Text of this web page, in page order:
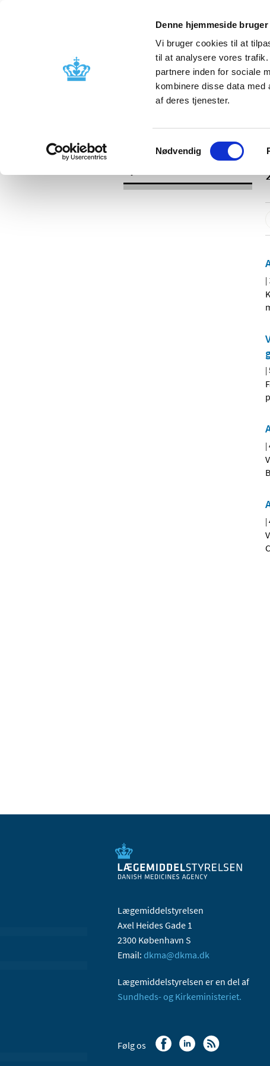
Denne hjemmeside
Vi bruger cookies til at
til at analysere vores
partnere inden for sociale
kombinere disse data med
af deres tjenester.
Samtykkevalg
Nødvendig
Godkendelse og
Bivirkninger
|
|
|
|
Lægemiddelstyrelsen
Axel Heides Gade 1
2300 København S
Email: dkma@dkma.dk
Lægemiddelstyrelsen er en del af
Sundheds- og Kirkeministeriet.
Følg os